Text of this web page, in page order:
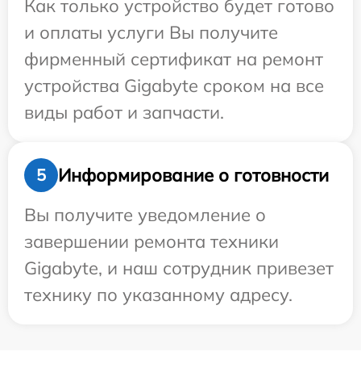
Как только устройство будет готово
и оплаты услуги Вы получите
фирменный сертификат на ремонт
устройства Gigabyte сроком на все
виды работ и запчасти.
5
Информирование о готовности
Вы получите уведомление о
завершении ремонта техники
Gigabyte, и наш сотрудник привезет
технику по указанному адресу.